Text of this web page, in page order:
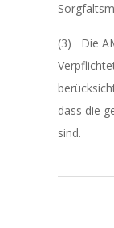
(3) Die
dass die
sind.